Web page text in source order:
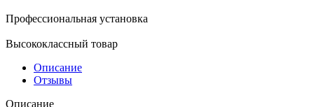
Профессиональная установка
Высококлассный товар
Описание
Отзывы
Описание